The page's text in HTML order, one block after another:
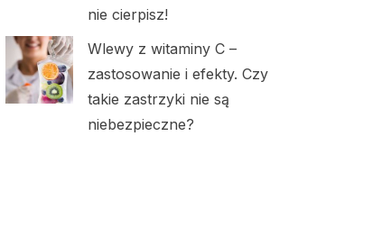
nie cierpisz!
Wlewy z witaminy C –
zastosowanie i efekty. Czy
takie zastrzyki nie są
niebezpieczne?